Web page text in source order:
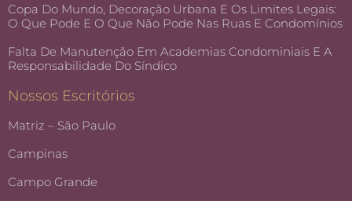
Copa Do Mundo, Decoração Urbana E Os Limites Legais:
O Que Pode E O Que Não Pode Nas Ruas E Condomínios
Falta De Manutenção Em Academias Condominiais E A
Responsabilidade Do Síndico
Nossos Escritórios
Matriz – São Paulo
Campinas
Campo Grande